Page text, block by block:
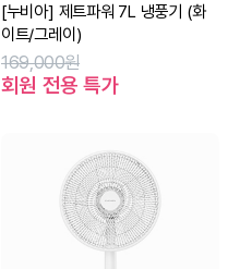
[누비아] 제트파워 7L 냉풍기 (화
이트/그레이)
169,000원
회원 전용 특가